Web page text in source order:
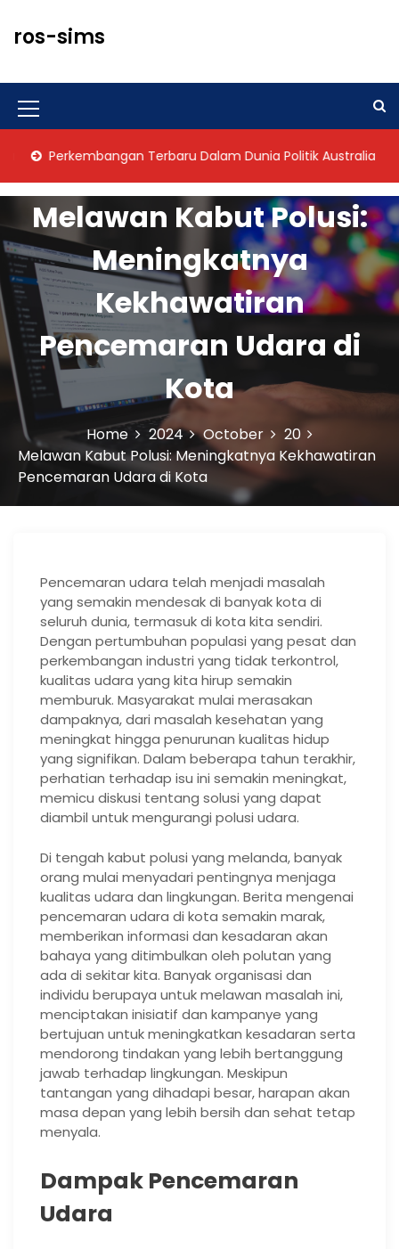
t
c
t
n
t
ros-sims
M
e
n
u
I
c
o
n
Perkembangan Terbaru Dalam Dunia Politik Australia
Melawan Kabut Polusi:
Meningkatnya
Kekhawatiran
Pencemaran Udara di
Kota
Home 2024 October
20
Melawan Kabut Polusi: Meningkatnya Kekhawatiran
Pencemaran Udara di Kota
Pencemaran udara telah menjadi masalah
yang semakin mendesak di banyak kota di
seluruh dunia, termasuk di kota kita sendiri.
Dengan pertumbuhan populasi yang pesat dan
perkembangan industri yang tidak terkontrol,
kualitas udara yang kita hirup semakin
memburuk. Masyarakat mulai merasakan
dampaknya, dari masalah kesehatan yang
meningkat hingga penurunan kualitas hidup
yang signifikan. Dalam beberapa tahun terakhir,
perhatian terhadap isu ini semakin meningkat,
memicu diskusi tentang solusi yang dapat
diambil untuk mengurangi polusi udara.
Di tengah kabut polusi yang melanda, banyak
orang mulai menyadari pentingnya menjaga
kualitas udara dan lingkungan. Berita mengenai
pencemaran udara di kota semakin marak,
memberikan informasi dan kesadaran akan
bahaya yang ditimbulkan oleh polutan yang
ada di sekitar kita. Banyak organisasi dan
individu berupaya untuk melawan masalah ini,
menciptakan inisiatif dan kampanye yang
bertujuan untuk meningkatkan kesadaran serta
mendorong tindakan yang lebih bertanggung
jawab terhadap lingkungan. Meskipun
tantangan yang dihadapi besar, harapan akan
masa depan yang lebih bersih dan sehat tetap
menyala.
Dampak Pencemaran
Udara
l